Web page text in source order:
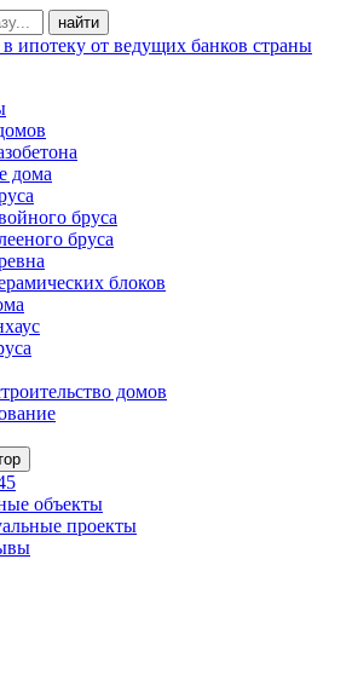
ипотеку от ведущих банков страны
дома
бруса
бруса
блоков
домов
объекты
проекты